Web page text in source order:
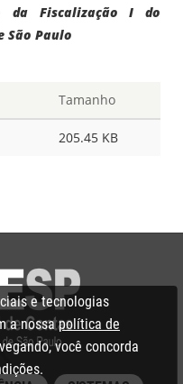
da Fiscalização I do
São Paulo
Tamanho
205.45 KB
e tecnologias
a nossapolítica de
você concorda